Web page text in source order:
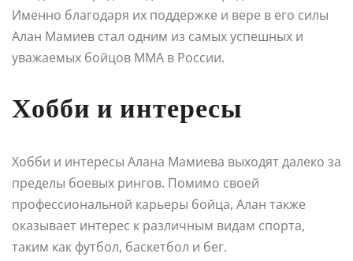
Именно благодаря их поддержке и вере в его силы
Алан Мамиев стал одним из самых успешных и
уважаемых бойцов MMA в России.
Хобби и интересы
Хобби и интересы Алана Мамиева выходят далеко за
пределы боевых рингов. Помимо своей
профессиональной карьеры бойца, Алан также
оказывает интерес к различным видам спорта,
таким как футбол, баскетбол и бег.